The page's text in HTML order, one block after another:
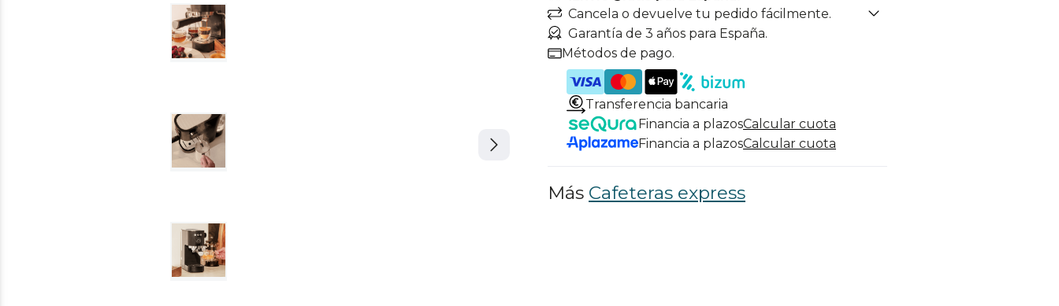
Cancela o devuelve tu pedido fácilmente.
Garantía de 3 años para España.
Métodos de pago.
Transferencia bancaria
Financia a plazosCalcular cuota
Financia a plazosCalcular cuota
Más Cafeteras express